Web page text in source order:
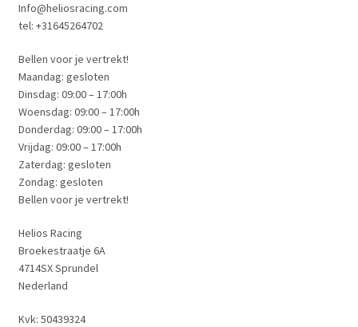
Info@heliosracing.com
tel: +31645264702
Bellen voor je vertrekt!
Maandag: gesloten
Dinsdag: 09:00 – 17:00h
Woensdag: 09:00 – 17:00h
Donderdag: 09:00 – 17:00h
Vrijdag: 09:00 – 17:00h
Zaterdag: gesloten
Zondag: gesloten
Bellen voor je vertrekt!
Helios Racing
Broekestraatje 6A
4714SX Sprundel
Nederland
Kvk: 50439324